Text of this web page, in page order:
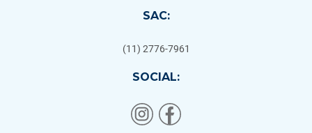
SAC:
(11) 2776-7961
SOCIAL: